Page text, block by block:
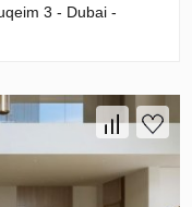
3 - Dubai -